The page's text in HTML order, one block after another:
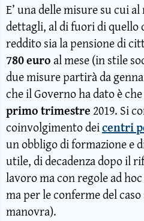
E’ una delle misure su cui
dettagli, al di fuori di quello
reddito sia la pensione di
780 euroal mese (in stile
due misure partirà da
che il Governo ha dato è
primo trimestre 2019. Si
coinvolgimento deicentri
un obbligo di formazione e
utile, di decadenza dopo il
lavoro ma con regole ad
ma per le conferme del
manovra).